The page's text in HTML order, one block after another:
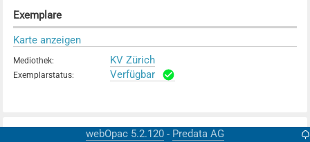
Exemplare
Karte anzeigen
Mediothek: KV Zürich
Exemplarstatus: Verfügbar
webOpac 5.2.120 - Predata AG